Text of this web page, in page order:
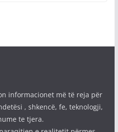
informacionet më të reja për
, shkencë, fe, teknologji,
te tjera.